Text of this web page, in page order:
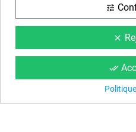
Lundi au Vendredi de 9
Nous suivre
FacebookYouTubeInstagram
tune
clear
done_all